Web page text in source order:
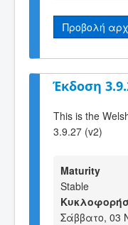
Προβολή
Έκδοση
This is the
3.9.27 (v2)
Maturity
Stable
Σάββατο, 03